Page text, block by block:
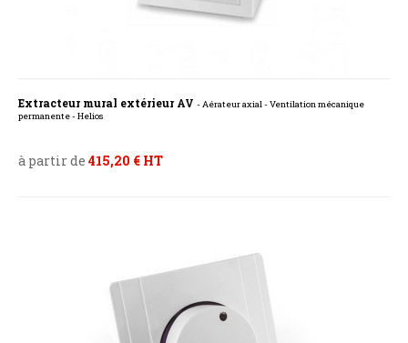
Extracteur mural extérieur AV - Aérateur axial - Ventilation mécanique
permanente - Helios
à partir de 415,20 € HT